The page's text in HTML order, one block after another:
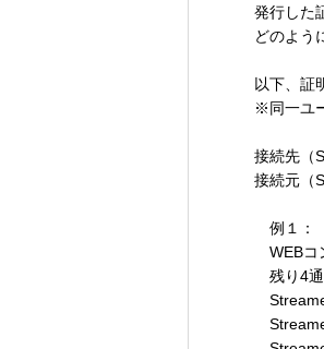
発行した
どのよう
以下、証
※同一ユ
接続先
接続元（
例１：
WEBコ
残り4通